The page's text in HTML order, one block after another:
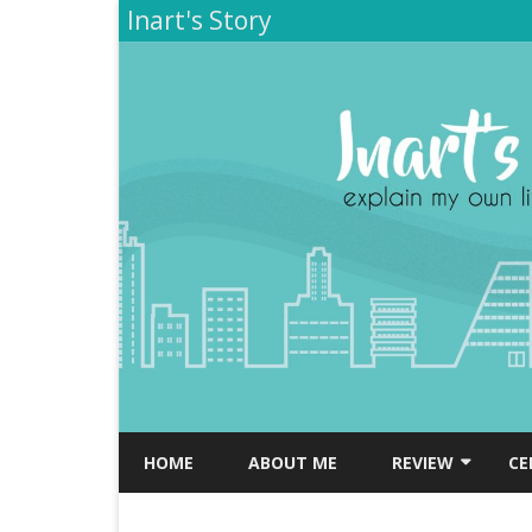
Inart's Story
HOME ABOUT ME REVIEW